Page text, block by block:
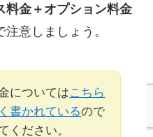
料金＋オプション料金
意しましょう。
についてはこちら
書かれているので
ください。